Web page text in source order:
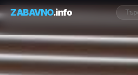
ZABAVNO.info